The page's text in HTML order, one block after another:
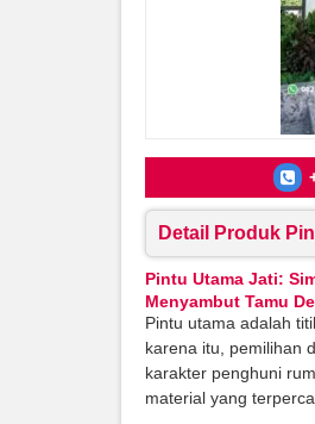
Detail Produk
Pintu Utama Jati:
Menyambut Tamu
Pintu utama adalah
karena itu, pemilihan
karakter penghuni
material yang